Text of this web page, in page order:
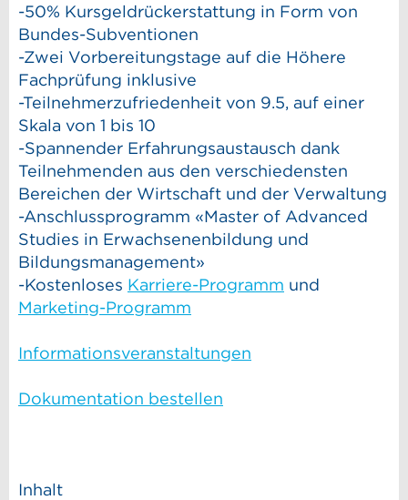
-50% Kursgeldrückerstattung in Form von
Bundes-Subventionen
-Zwei Vorbereitungstage auf die Höhere
Fachprüfung inklusive
-Teilnehmerzufriedenheit von 9.5, auf einer
Skala von 1 bis 10
-Spannender Erfahrungsaustausch dank
Teilnehmenden aus den verschiedensten
Bereichen der Wirtschaft und der Verwaltung
-Anschlussprogramm «Master of Advanced
Studies in Erwachsenenbildung und
Bildungsmanagement»
-Kostenloses Karriere-Programm und
Marketing-Programm
Informationsveranstaltungen
Dokumentation bestellen
Inhalt